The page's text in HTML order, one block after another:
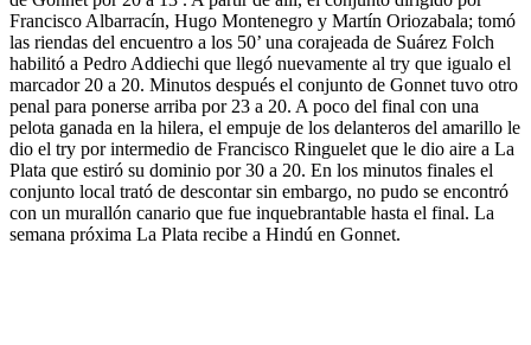
Francisco Albarracín, Hugo Montenegro y Martín Oriozabala; tomó
las riendas del encuentro a los 50’ una corajeada de Suárez Folch
habilitó a Pedro Addiechi que llegó nuevamente al try que igualo el
marcador 20 a 20. Minutos después el conjunto de Gonnet tuvo otro
penal para ponerse arriba por 23 a 20. A poco del final con una
pelota ganada en la hilera, el empuje de los delanteros del amarillo le
dio el try por intermedio de Francisco Ringuelet que le dio aire a La
Plata que estiró su dominio por 30 a 20. En los minutos finales el
conjunto local trató de descontar sin embargo, no pudo se encontró
con un murallón canario que fue inquebrantable hasta el final. La
semana próxima La Plata recibe a Hindú en Gonnet.